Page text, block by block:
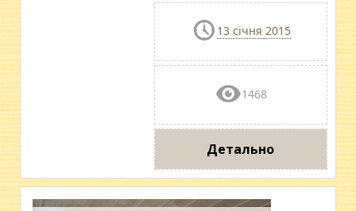
13 січня 2015
1468
Детально